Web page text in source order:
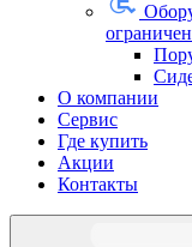
О компании
Сервис
Где купить
Акции
Контакты